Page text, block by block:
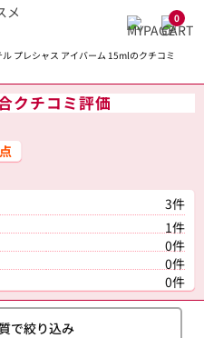
0
ル プレシャス アイバーム 15mlのクチコミ
クチコミ評価
3件
1件
0件
0件
0件
で絞り込み